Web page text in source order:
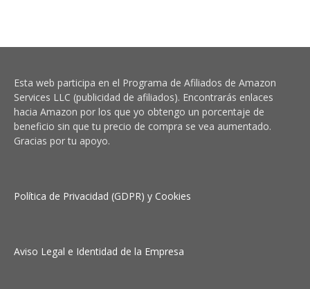
Esta web participa en el Programa de Afiliados de Amazon
Services LLC (publicidad de afiliados). Encontrarás enlaces
hacia Amazon por los que yo obtengo un porcentaje de
beneficio sin que tu precio de compra se vea aumentado.
Gracias por tu apoyo.
Política de Privacidad (GDPR) y Cookies
Aviso Legal e Identidad de la Empresa